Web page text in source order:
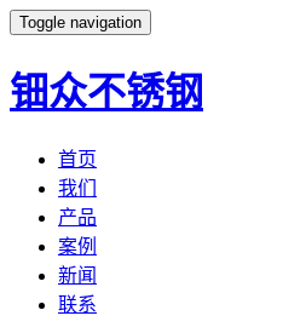
Toggle navigation
钿众不锈钢
首页
我们
产品
案例
新闻
联系